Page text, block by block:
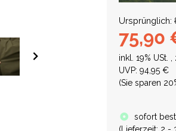
Ursprünglich:
75,90
inkl. 19% USt.
UVP: 94,95 €
(Sie sparen
sofort